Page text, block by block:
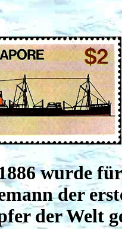
wurde
der
der Welt